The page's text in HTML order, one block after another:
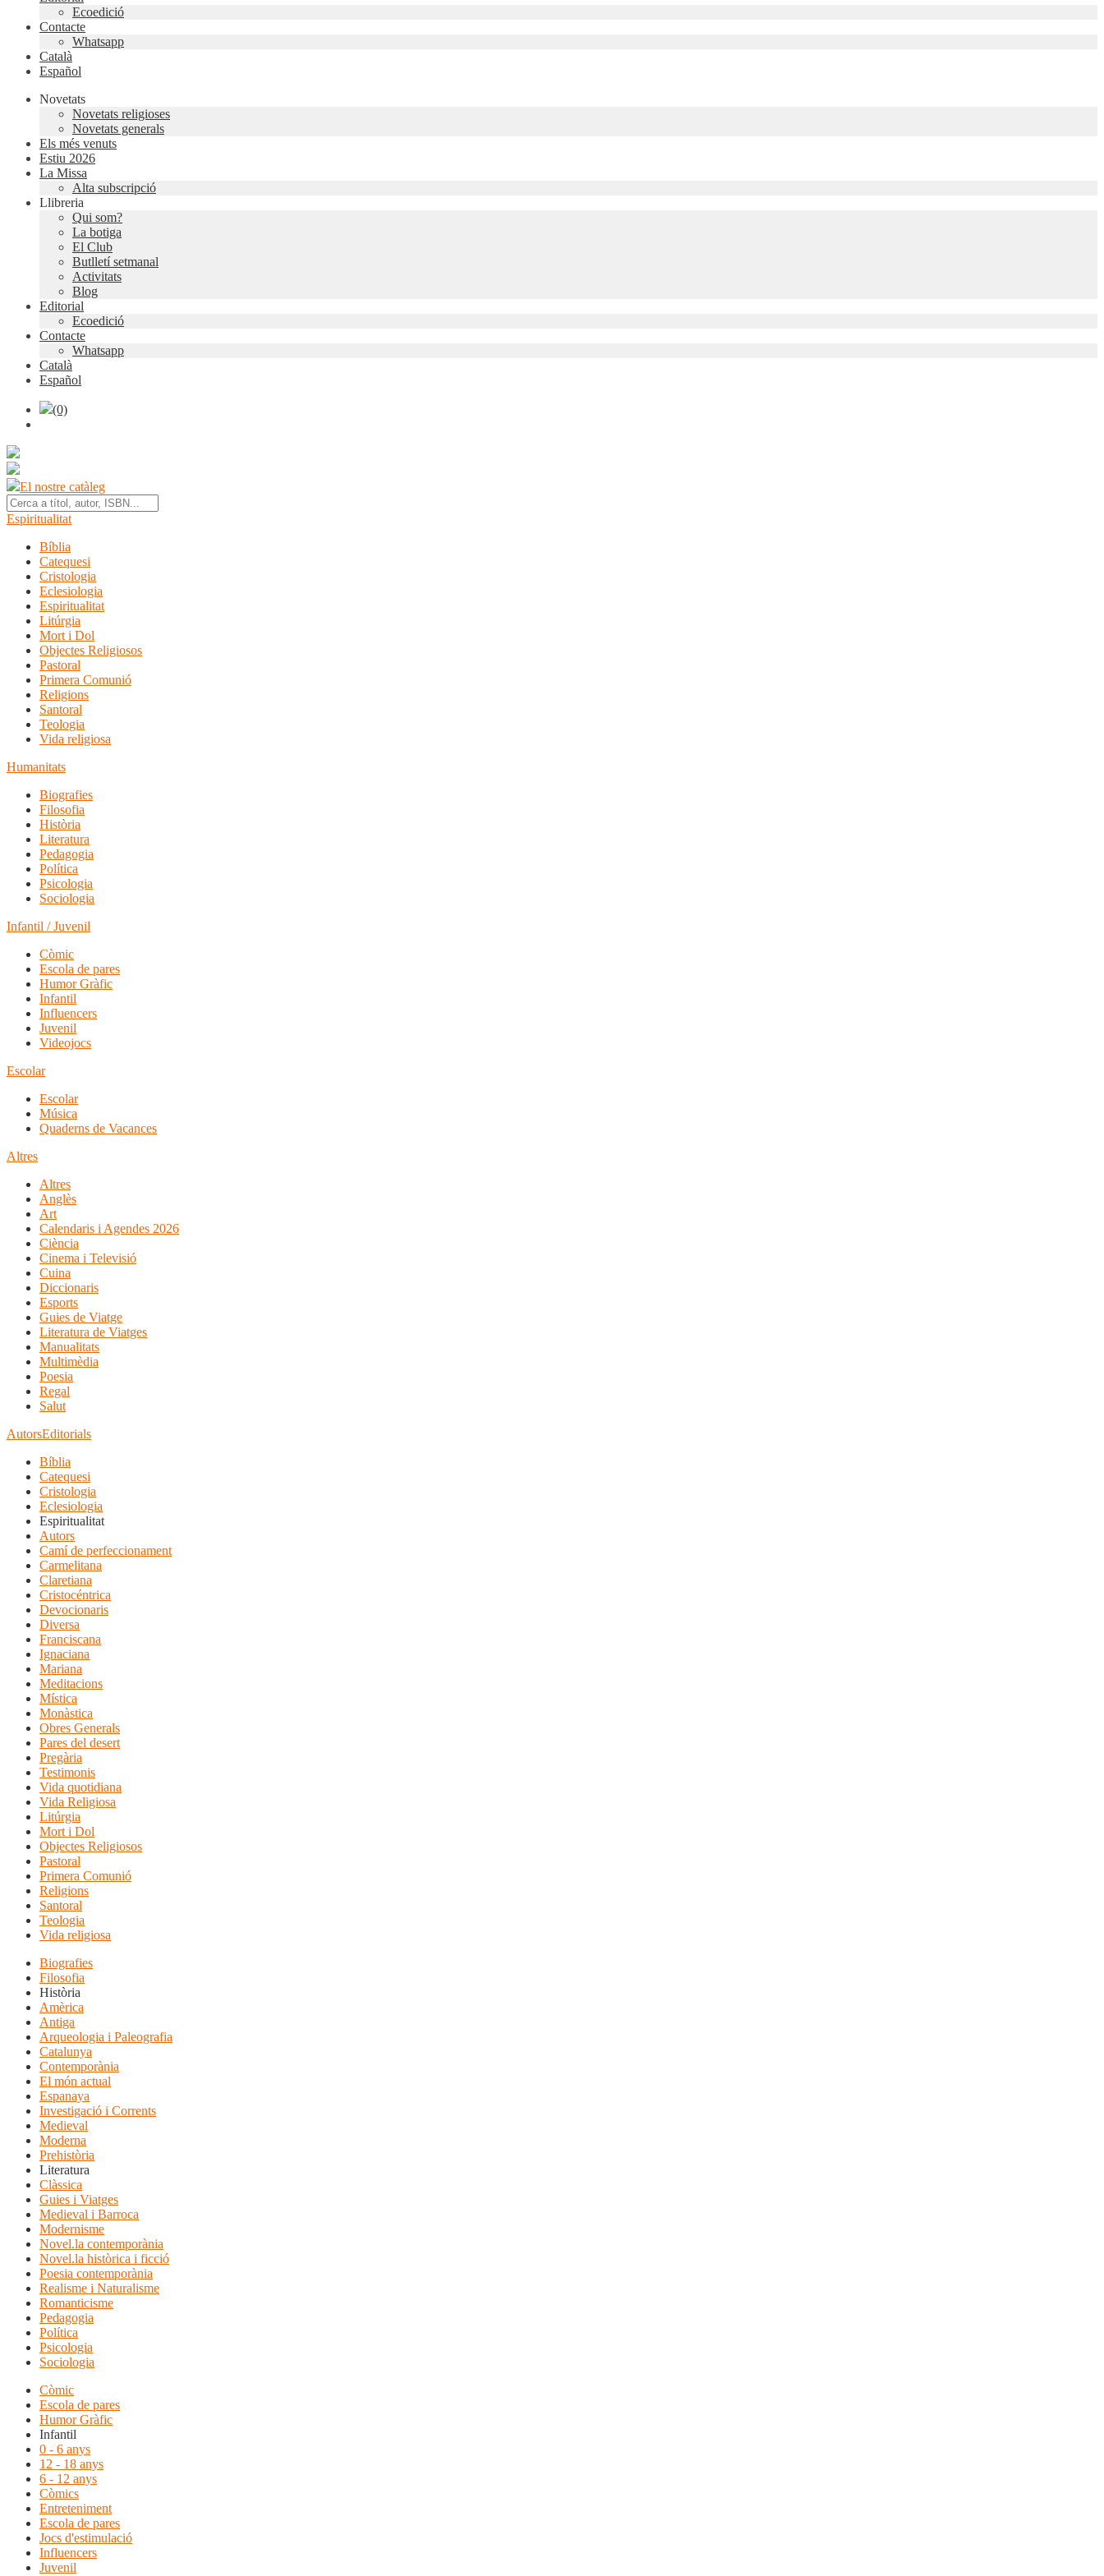
Ecoedició
Contacte
Whatsapp
Català
Español
Novetats
Novetats religioses
Novetats generals
Els més venuts
Estiu 2026
La Missa
Alta subscripció
Llibreria
Qui som?
La botiga
El Club
Butlletí setmanal
Activitats
Blog
Editorial
Ecoedició
Contacte
Whatsapp
Català
Español
(0)
El nostre catàleg
Espiritualitat
Bíblia
Catequesi
Cristologia
Eclesiologia
Espiritualitat
Litúrgia
Mort i Dol
Objectes Religiosos
Pastoral
Primera Comunió
Religions
Santoral
Teologia
Vida religiosa
Humanitats
Biografies
Filosofia
Història
Literatura
Pedagogia
Política
Psicologia
Sociologia
Infantil / Juvenil
Còmic
Escola de pares
Humor Gràfic
Infantil
Influencers
Juvenil
Videojocs
Escolar
Escolar
Música
Quaderns de Vacances
Altres
Altres
Anglès
Art
Calendaris i Agendes 2026
Ciència
Cinema i Televisió
Cuina
Diccionaris
Esports
Guies de Viatge
Literatura de Viatges
Manualitats
Multimèdia
Poesia
Regal
Salut
AutorsEditorials
Bíblia
Catequesi
Cristologia
Eclesiologia
Espiritualitat
Autors
Camí de perfeccionament
Carmelitana
Claretiana
Cristocéntrica
Devocionaris
Diversa
Franciscana
Ignaciana
Mariana
Meditacions
Mística
Monàstica
Obres Generals
Pares del desert
Pregària
Testimonis
Vida quotidiana
Vida Religiosa
Litúrgia
Mort i Dol
Objectes Religiosos
Pastoral
Primera Comunió
Religions
Santoral
Teologia
Vida religiosa
Biografies
Filosofia
Història
Amèrica
Antiga
Arqueologia i Paleografia
Catalunya
Contemporània
El món actual
Espanaya
Investigació i Corrents
Medieval
Moderna
Prehistòria
Literatura
Clàssica
Guies i Viatges
Medieval i Barroca
Modernisme
Novel.la contemporània
Novel.la històrica i ficció
Poesia contemporània
Realisme i Naturalisme
Romanticisme
Pedagogia
Política
Psicologia
Sociologia
Còmic
Escola de pares
Humor Gràfic
Infantil
0 - 6 anys
12 - 18 anys
6 - 12 anys
Còmics
Entreteniment
Escola de pares
Jocs d'estimulació
Influencers
Juvenil